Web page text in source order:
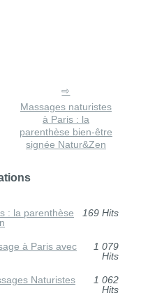
Massages naturistes
à Paris : la
parenthèse bien-être
signée Natur&Zen
: la parenthèse
169 Hits
à Paris avec
1 079
Hits
Naturistes
1 062
Hits